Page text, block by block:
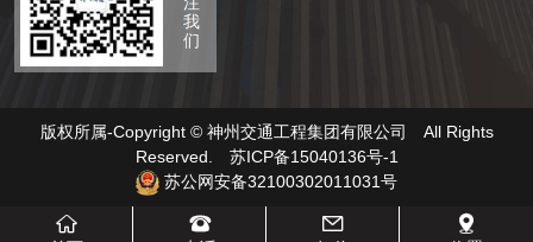
我
们
版权所属-Copyright © 神州交通工程集团有限公司 All Rights
Reserved. 苏ICP备15040136号-1
苏公网安备32100302011031号
   